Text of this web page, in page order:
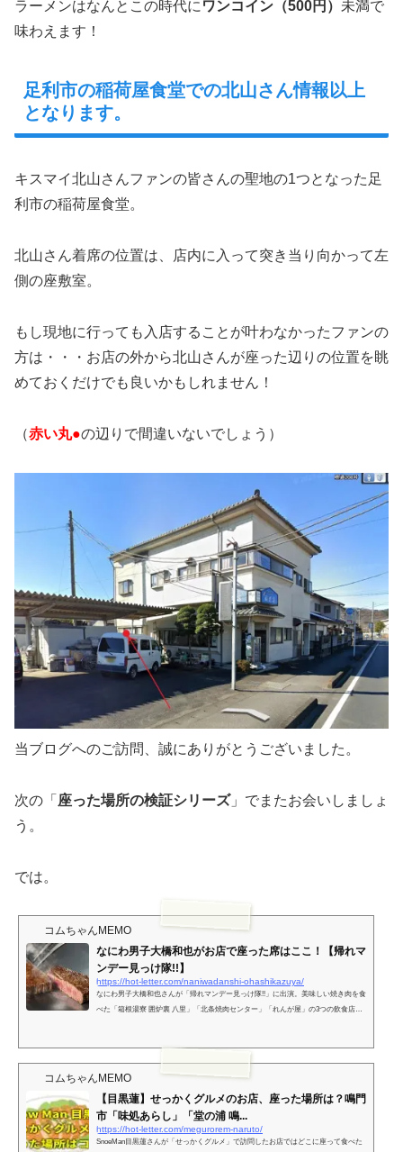
ラーメンはなんとこの時代に ワンコイン（500円） 未満で
味わえます！
足利市の稲荷屋食堂での北山さん情報以上
となります。
キスマイ北山さんファンの皆さんの聖地の1つとなった足
利市の稲荷屋食堂。
北山さん着席の位置は、店内に入って突き当り向かって左
側の座敷室。
もし現地に行っても入店することが叶わなかったファンの
方は・・・お店の外から北山さんが座った辺りの位置を眺
めておくだけでも良いかもしれません！
（赤い丸●の辺りで間違いないでしょう）
当ブログへのご訪問、誠にありがとうございました。
次の「 座った場所の検証シリーズ」でまたお会いしましょ
う。
では。
コムちゃんMEMO
なにわ男子大橋和也がお店で座った席はここ！【帰れマ
ンデー見っけ隊!!】
https://hot-letter.com/naniwadanshi-ohashikazuya/
なにわ男子大橋和也さんが「帰れマンデー見っけ隊!!」に出演。美味しい焼き肉を食
べた「箱根湯寮 囲炉裏 八里」「北条焼肉センター」「れんが屋」の3つの飲食店で
コムちゃんMEMO
【目黒蓮】せっかくグルメのお店、座った場所は？鳴門
市「味処あらし」「堂の浦 鳴...
https://hot-letter.com/megurorem-naruto/
SnoeMan目黒蓮さんが「せっかくグルメ」で訪問したお店ではどこに座って食べた